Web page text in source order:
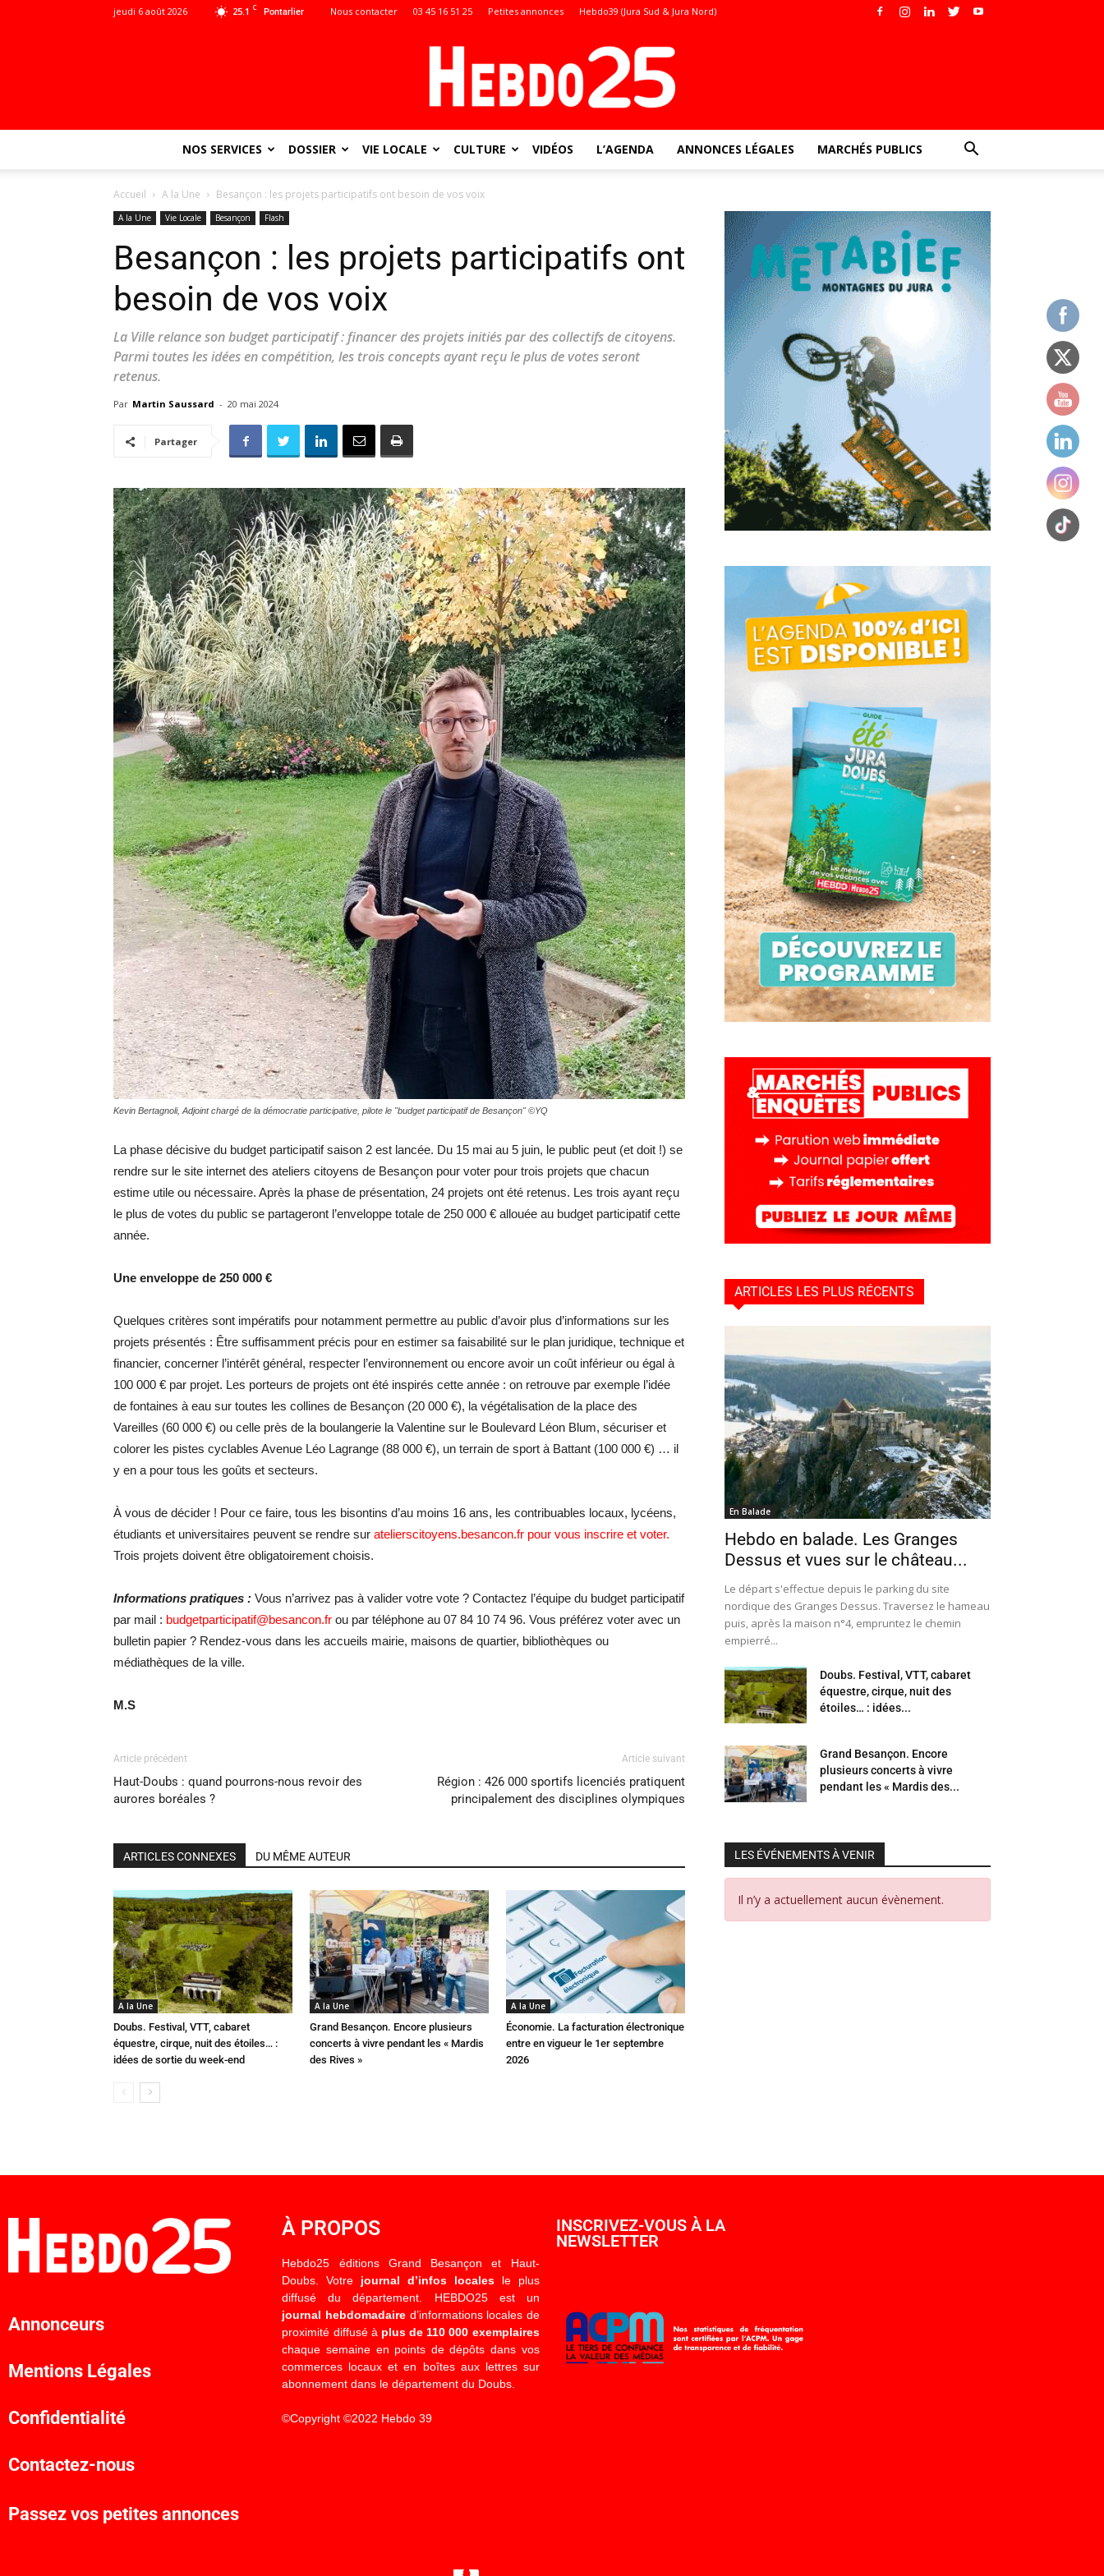
25.1 C Pontarlier
jeudi 6 août 2026 Nous contacter 03 45 16 51 25 Petites annonces Hebdo39 (Jura Sud & Jura Nord)
:
locale
–
Hebdo25
NOS SERVICES DOSSIER VIE LOCALE CULTURE VIDÉOS L’AGENDA ANNONCES LÉGALES MARCHÉS PUBLICS
Accueil A la Une Besançon : les projets participatifs ont besoin de vos voix
A la Une Vie Locale Besançon Flash
Besançon : les projets participatifs ont
besoin de vos voix
La Ville relance son budget participatif : financer des projets initiés par des collectifs de citoyens.
Parmi toutes les idées en compétition, les trois concepts ayant reçu le plus de votes seront
retenus.
Par Martin Saussard - 20 mai 2024
Partager
Kevin Bertagnoli, Adjoint chargé de la démocratie participative, pilote le "budget participatif de Besançon" ©YQ
La phase décisive du budget participatif saison 2 est lancée. Du 15 mai au 5 juin, le public peut (et doit !) se
rendre sur le site internet des ateliers citoyens de Besançon pour voter pour trois projets que chacun
estime utile ou nécessaire. Après la phase de présentation, 24 projets ont été retenus. Les trois ayant reçu
le plus de votes du public se partageront l’enveloppe totale de 250 000 € allouée au budget participatif cette
année.
Une enveloppe de 250 000 €
Quelques critères sont impératifs pour notamment permettre au public d’avoir plus d’informations sur les
projets présentés : Être suffisamment précis pour en estimer sa faisabilité sur le plan juridique, technique et
financier, concerner l’intérêt général, respecter l’environnement ou encore avoir un coût inférieur ou égal à
100 000 € par projet. Les porteurs de projets ont été inspirés cette année : on retrouve par exemple l’idée
de fontaines à eau sur toutes les collines de Besançon (20 000 €), la végétalisation de la place des
Vareilles (60 000 €) ou celle près de la boulangerie la Valentine sur le Boulevard Léon Blum, sécuriser et
colorer les pistes cyclables Avenue Léo Lagrange (88 000 €), un terrain de sport à Battant (100 000 €) … il
y en a pour tous les goûts et secteurs.
À vous de décider ! Pour ce faire, tous les bisontins d’au moins 16 ans, les contribuables locaux, lycéens,
étudiants et universitaires peuvent se rendre sur atelierscitoyens.besancon.fr pour vous inscrire et voter.
Trois projets doivent être obligatoirement choisis.
Informations pratiques : Vous n’arrivez pas à valider votre vote ? Contactez l’équipe du budget participatif
par mail : budgetparticipatif@besancon.fr ou par téléphone au 07 84 10 74 96. Vous préférez voter avec un
bulletin papier ? Rendez-vous dans les accueils mairie, maisons de quartier, bibliothèques ou
médiathèques de la ville.
M.S
Article précédent
Haut-Doubs : quand pourrons-nous revoir des
aurores boréales ?
Article suivant
Région : 426 000 sportifs licenciés pratiquent
principalement des disciplines olympiques
ARTICLES CONNEXES DU MÊME AUTEUR
A la Une
Doubs. Festival, VTT, cabaret
équestre, cirque, nuit des étoiles… :
idées de sortie du week-end
A la Une
Grand Besançon. Encore plusieurs
concerts à vivre pendant les « Mardis
des Rives »
A la Une
Économie. La facturation électronique
entre en vigueur le 1er septembre
2026
ARTICLES LES PLUS RÉCENTS
En Balade
Hebdo en balade. Les Granges
Dessus et vues sur le château...
Le départ s'effectue depuis le parking du site
nordique des Granges Dessus. Traversez le hameau
puis, après la maison n°4, empruntez le chemin
empierré...
Doubs. Festival, VTT, cabaret
équestre, cirque, nuit des
étoiles… : idées...
Grand Besançon. Encore
plusieurs concerts à vivre
pendant les « Mardis des...
LES ÉVÉNEMENTS À VENIR
Il n’y a actuellement aucun évènement.
Annonceurs
Mentions Légales
Confidentialité
Contactez-nous
Passez vos petites annonces
À PROPOS
Hebdo25 éditions Grand Besançon et Haut-
Doubs. Votre journal d’infos localesle plus
diffusé du département. HEBDO25 est un
journal hebdomadaired’informations locales de
proximité diffusé à plus de 110 000 exemplaires
chaque semaine en points de dépôts dans vos
commerces locaux et en boîtes aux lettres sur
abonnement dans le département du Doubs.
©Copyright ©2022 Hebdo 39
INSCRIVEZ-VOUS À LA
NEWSLETTER